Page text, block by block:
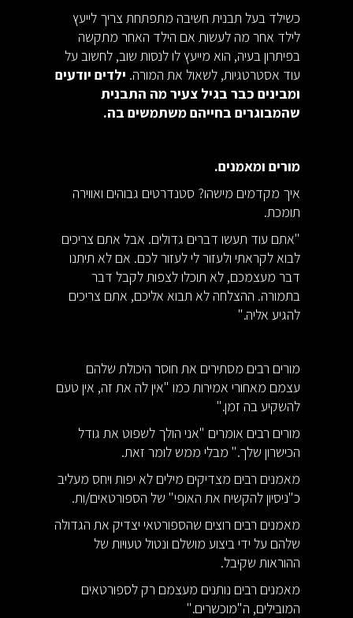
כשילד בעל תבנית חשיבה מתפתחת צריך לייעץ
לילד אחר מה לעשות אם הילד האחר מתקשה
בפיתרון בעיה, הוא מייעץ לו לנסות שוב, לחשוב על
עוד אסטרטגיות, לשאול את המורה. ילדים יודעים
ומבינים כבר בגיל צעיר מה התבנית
שהמבוגרים בחייהם משתמשים בה.
מורים ומאמנים.
איך מקדמים מישהו? סטנדרטים גבוהים ואווירה
תומכת.
"אתם עוד תעשו דברים גדולים. אבל אתם צריכים
לבוא לקראתי ולעזור לי לעזור לכם. אם לא תיתנו
דבר מעצמכם, לא תוכלו לצפות לקבל דבר
בתמורה. ההצלחה לא תבוא אליכם, אתם צריכים
להגיע אליה."
מורים רבים מסתירים את חוסר היכולת שלהם
עצמם מאחורי אמירות כמו "אין לה את זה, אין טעם
להשקיע בה זמן."
מורים רבים אומרים "אני הולך לשפוט את גודל
הכישרון שלך." מבלי ממש לומר זאת.
מאמנים רבים מצדיקים מילים לא יפות ויחס מעליב
כ"ניסיון להקשיח את האופי" של הספורטאים/ות.
מאמנים רבים רוצים שהספורטאי יצדיק את הגדולה
שלהם על ידי ביצוע מושלם ונטול טעויות של
ההוראות שקיבל.
מאמנים רבים נותנים מעצמם רק לספורטאים
המובילים, ה"מוכשרים."